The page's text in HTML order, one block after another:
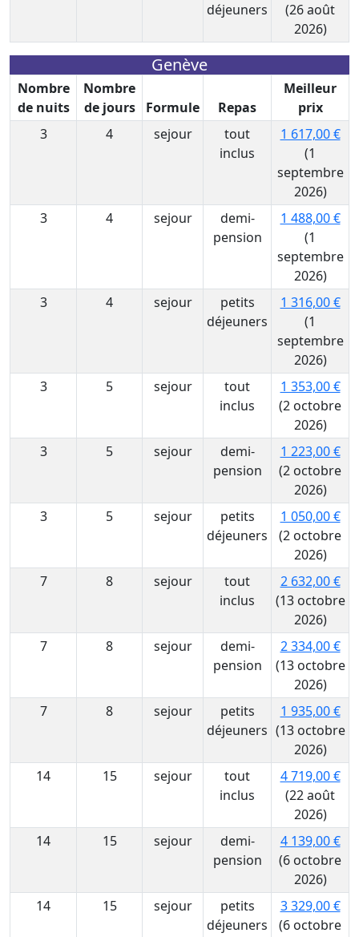
déjeuners
(26 août
2026)
Genève
Nombre
de nuits
Nombre
de jours
Formule Repas
Meilleur
prix
3
4 sejour
tout
inclus
1 617,00 €
(1
septembre
2026)
3
4 sejour
demi-
pension
1 488,00 €
(1
septembre
2026)
3
4 sejour
petits
déjeuners
1 316,00 €
(1
septembre
2026)
3
5 sejour
tout
inclus
1 353,00 €
(2 octobre
2026)
3
5 sejour
demi-
pension
1 223,00 €
(2 octobre
2026)
3
5 sejour
petits
déjeuners
1 050,00 €
(2 octobre
2026)
7
8 sejour
tout
inclus
2 632,00 €
(13 octobre
2026)
7
8 sejour
demi-
pension
2 334,00 €
(13 octobre
2026)
7
8 sejour
petits
déjeuners
1 935,00 €
(13 octobre
2026)
14
15 sejour
tout
inclus
4 719,00 €
(22 août
2026)
14
15 sejour
demi-
pension
4 139,00 €
(6 octobre
2026)
14
15 sejour
petits
déjeuners
3 329,00 €
(6 octobre